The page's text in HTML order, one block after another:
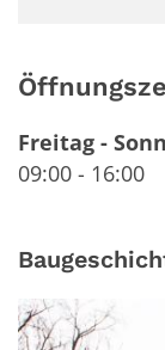
Freitag -
09:00 - 16:00